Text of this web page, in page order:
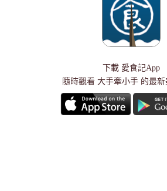
下載 愛食記App
隨時觀看 大手牽小手 的最